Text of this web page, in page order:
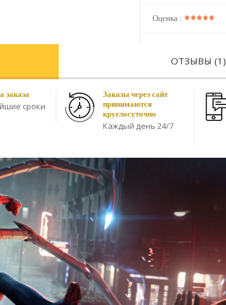
Оценка :
ОТЗЫВЫ (1)
заказа
сроки
Заказы через сайт
принимаются
круглосуточно
Каждый день 24/7